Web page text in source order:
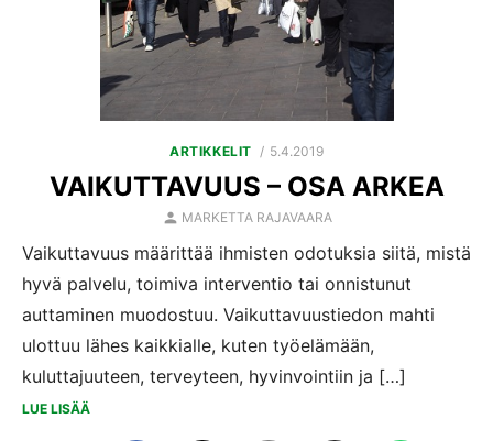
ARTIKKELIT
POSTED
5.4.2019
VAIKUTTAVUUS – OSA ARKEA
AUTHOR
MARKETTA RAJAVAARA
Vaikuttavuus määrittää ihmisten odotuksia siitä, mistä
hyvä palvelu, toimiva interventio tai onnistunut
auttaminen muodostuu. Vaikuttavuustiedon mahti
ulottuu lähes kaikkialle, kuten työelämään,
kuluttajuuteen, terveyteen, hyvinvointiin ja […]
LUE LISÄÄ